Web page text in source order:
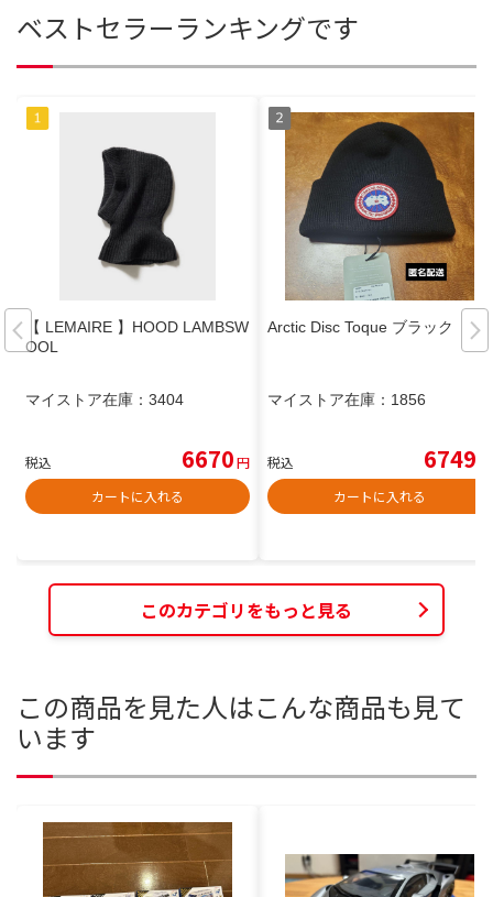
ベストセラーランキングです
【 LEMAIRE 】HOOD LAMBSW
OOL
マイストア在庫： 3404
税込 6670円
カートに入れる
Arctic Disc Toque ブラック
マイストア在庫： 1856
税込 6749
カートに入れる
このカテゴリをもっと見る
この商品を見た人はこんな商品も見て
います